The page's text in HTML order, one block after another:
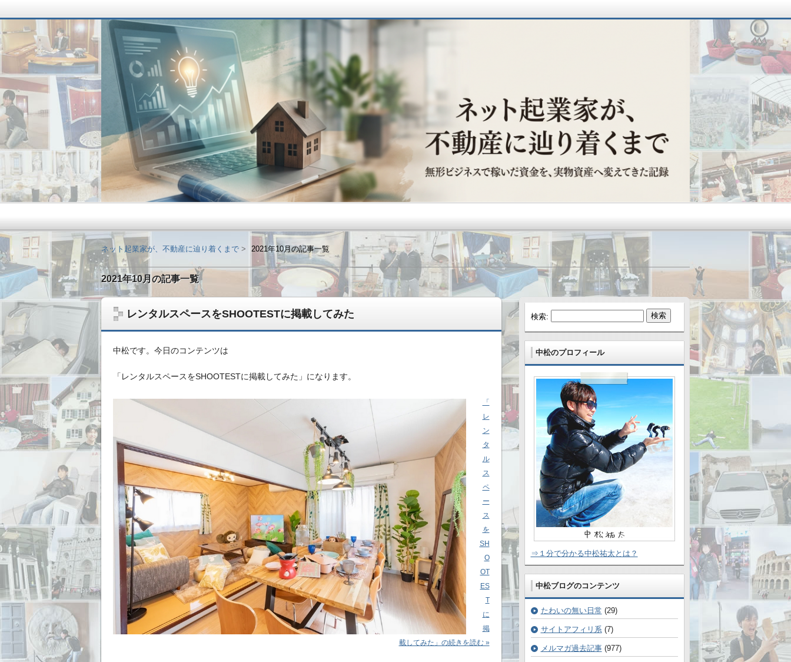
2021年10月の記事一覧
レンタルスペースをSHOOTESTに掲載してみた
中松です。今日のコンテンツは
「レンタルスペースをSHOOTESTに掲載してみた」になります。
「
レ
ン
タ
ル
ス
ペ
ー
ス
を
SH
O
OT
ES
T
に
掲
載してみた」の続きを読む »
検索:
中松のプロフィール
⇒１分で分かる中松祐太とは？
中松ブログのコンテンツ
たわいの無い日常 (29)
サイトアフィリ系(7)
メルマガ過去記事(977)
ネット起業家が、不動産に辿り着くまで 2021年10月の記事一覧
ネット起業家が、不動産に辿り着くまで
無形ビジネスで稼いだ資金を、実物資産へ変えてきた記録